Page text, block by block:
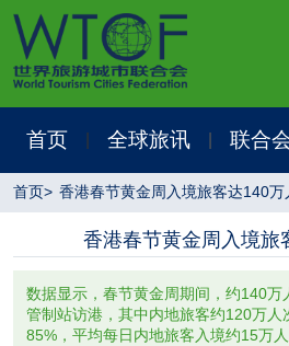
首页 全球旅讯 联合
首页> 香港春节黄金周入境旅客达140万
香港春节黄金周入境旅
数据显示，春节黄金周期间，约140万
管制站访港，其中内地旅客约120万人
85%，平均每日内地旅客入境约15万人